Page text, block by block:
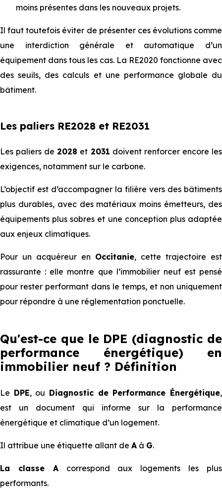
moins présentes dans les nouveaux projets.
Il faut toutefois éviter de présenter ces évolutions comme
une interdiction générale et automatique d’un
équipement dans tous les cas. La RE2020 fonctionne avec
des seuils, des calculs et une performance globale du
bâtiment.
Les paliers RE2028 et RE2031
Les paliers de 2028 et 2031 doivent renforcer encore les
exigences, notamment sur le carbone.
L’objectif est d’accompagner la filière vers des bâtiments
plus durables, avec des matériaux moins émetteurs, des
équipements plus sobres et une conception plus adaptée
aux enjeux climatiques.
Pour un acquéreur en Occitanie, cette trajectoire est
rassurante : elle montre que l’immobilier neuf est pensé
pour rester performant dans le temps, et non uniquement
pour répondre à une réglementation ponctuelle.
Qu'est-ce que le DPE (diagnostic de
performance énergétique) en
immobilier neuf ? Définition
Le DPE, ou Diagnostic de Performance Énergétique,
est un document qui informe sur la performance
énergétique et climatique d’un logement.
Il attribue une étiquette allant de A à G.
La classe Acorrespond aux logements les plus
performants.